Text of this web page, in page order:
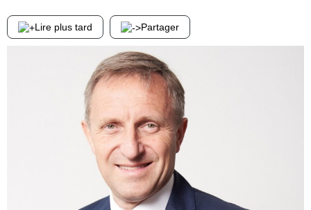
Lire plus tard Partager